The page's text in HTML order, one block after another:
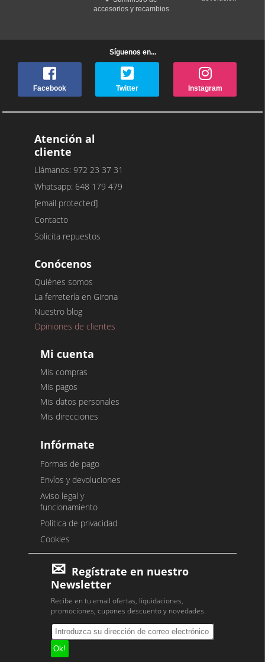
accesorios y recambios
Síguenos en...
Facebook Twitter Instagram
Atención al
cliente
Llámanos: 972 23 37 31
Whatsapp: 648 179 479
[email protected]
Contacto
Solicita repuestos
Conócenos
Quiénes somos
La ferretería en Girona
Nuestro blog
Opiniones de clientes
Mi cuenta
Mis compras
Mis pagos
Mis datos personales
Mis direcciones
Infórmate
Formas de pago
Envíos y devoluciones
Aviso legal y
funcionamiento
Política de privacidad
Cookies
Regístrate en nuestro
Newsletter
Recibe en tu email ofertas, liquidaciones,
promociones, cupones descuento y novedades.